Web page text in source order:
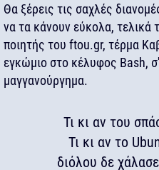
Θα ξέρεις τις σαχλές
να τα κάνουν εύκολα,
ποιητής του ftou.gr, τέρμα
εγκώμιο στο κέλυφος Bash,
μαγγανούργημα.
Τι κι αν του
Τι κι αν το
διόλου δε